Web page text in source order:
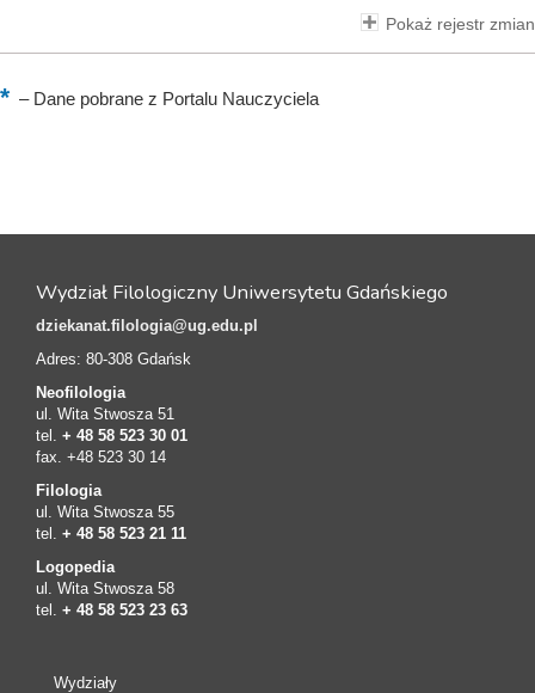
Pokaż rejestr zmian
–Dane pobrane z Portalu Nauczyciela
Wydział Filologiczny Uniwersytetu Gdańskiego
dziekanat.filologia@ug.edu.pl
Adres: 80-308 Gdańsk
Neofilologia
ul. Wita Stwosza 51
tel. + 48 58 523 30 01
fax. +48 523 30 14
Filologia
ul. Wita Stwosza 55
tel. + 48 58 523 21 11
Logopedia
ul. Wita Stwosza 58
tel. + 48 58 523 23 63
Wydziały